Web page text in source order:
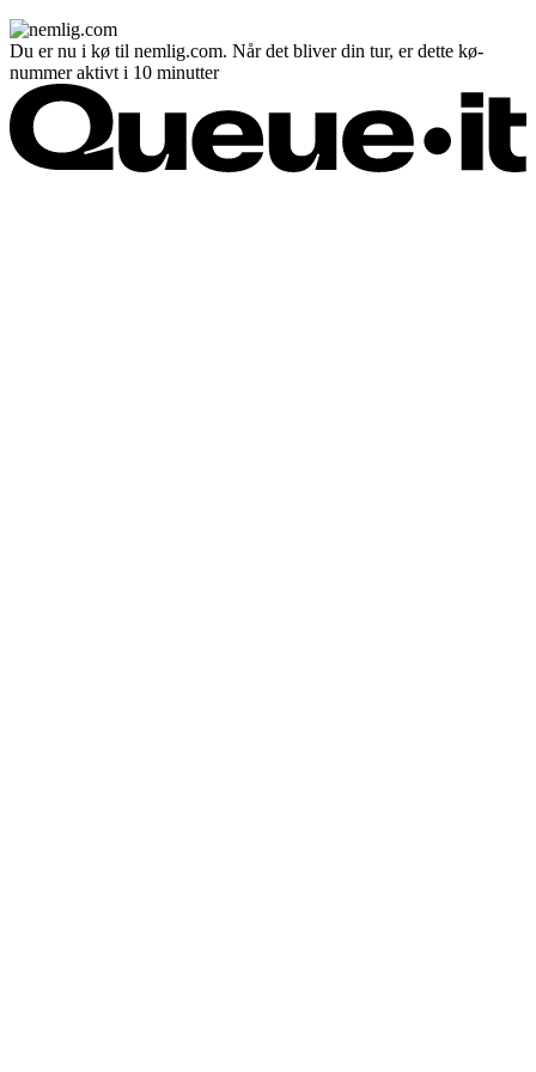
Du er nu i kø til nemlig.com. Når det bliver din tur, er dette kø-
nummer aktivt i 10 minutter